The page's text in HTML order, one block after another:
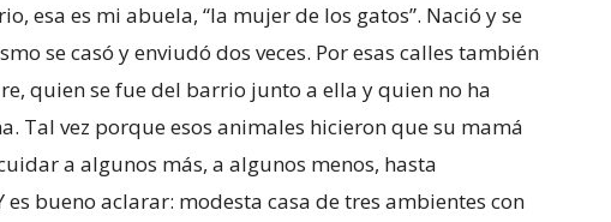
esa es mi abuela, “la mujer de los gatos”. Nació y se
se casó y enviudó dos veces. Por esas calles también
quien se fue del barrio junto a ella y quien no ha
Tal vez porque esos animales hicieron que su mamá
a algunos más, a algunos menos, hasta
es bueno aclarar: modesta casa de tres ambientes con